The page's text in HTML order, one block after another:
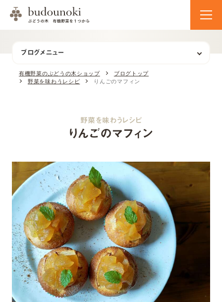
ブログメニュー
有機野菜のぶどうの木ショップ
ブログトップ
野菜を味わうレシピ
りんごのマフィン
りんごのマフィン
野菜を味わうレシピ